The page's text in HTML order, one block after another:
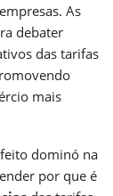
As
debater
das tarifas
mais
dominó na
por que é